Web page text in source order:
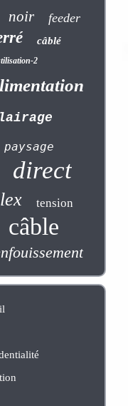
noir feeder
câblé
2
paysage
direct
tension
câble